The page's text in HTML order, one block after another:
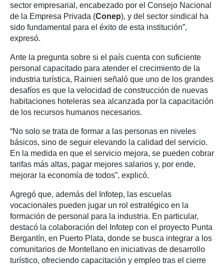
sector empresarial, encabezado por el Consejo Nacional
de la Empresa Privada (Conep), y del sector sindical ha
sido fundamental para el éxito de esta institución”,
expresó.
Ante la pregunta sobre si el país cuenta con suficiente
personal capacitado para atender el crecimiento de la
industria turística, Rainieri señaló que uno de los grandes
desafíos es que la velocidad de construcción de nuevas
habitaciones hoteleras sea alcanzada por la capacitación
de los recursos humanos necesarios.
“No solo se trata de formar a las personas en niveles
básicos, sino de seguir elevando la calidad del servicio.
En la medida en que el servicio mejora, se pueden cobrar
tarifas más altas, pagar mejores salarios y, por ende,
mejorar la economía de todos”, explicó.
Agregó que, además del Infotep, las escuelas
vocacionales pueden jugar un rol estratégico en la
formación de personal para la industria. En particular,
destacó la colaboración del Infotep con el proyecto Punta
Bergantín, en Puerto Plata, donde se busca integrar a los
comunitarios de Montellano en iniciativas de desarrollo
turístico, ofreciendo capacitación y empleo tras el cierre